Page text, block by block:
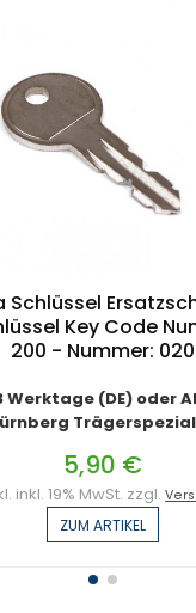
Schlüssel
Key Code
200 - Nummer: 020
Werktage (DE) oder
5,90 €
inkl. 19% MwSt. zzgl.
ZUM ARTIKEL